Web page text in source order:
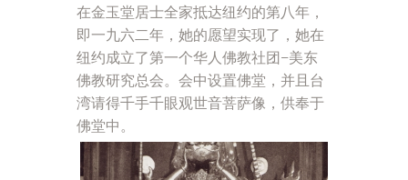
在金玉堂居士全家抵达纽约的第八年，
即一九六二年，她的愿望实现了，她在
纽约成立了第一个华人佛教社团–美东
佛教研究总会。会中设置佛堂，并且台
湾请得千手千眼观世音菩萨像，供奉于
佛堂中。